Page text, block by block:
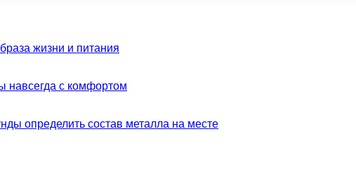
жизни и питания
навсегда с комфортом
определить состав металла на месте